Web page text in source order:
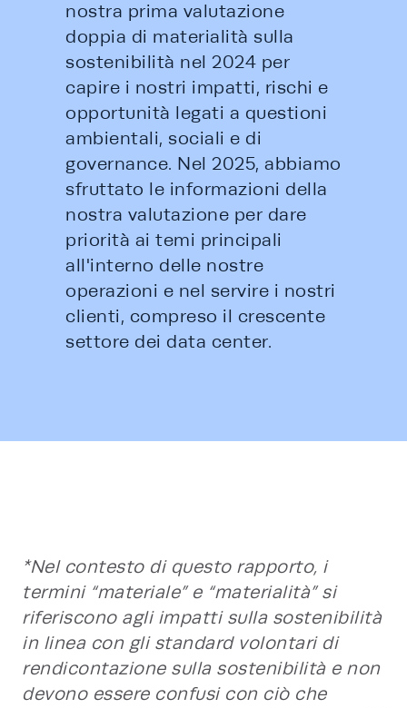
nostra prima valutazione
doppia di materialità sulla
sostenibilità nel 2024 per
capire i nostri impatti, rischi e
opportunità legati a questioni
ambientali, sociali e di
governance. Nel 2025, abbiamo
sfruttato le informazioni della
nostra valutazione per dare
priorità ai temi principali
all'interno delle nostre
operazioni e nel servire i nostri
clienti, compreso il crescente
settore dei data center.
*Nel contesto di questo rapporto, i
termini “materiale” e “materialità” si
riferiscono agli impatti sulla sostenibilità
in linea con gli standard volontari di
rendicontazione sulla sostenibilità e non
devono essere confusi con ciò che